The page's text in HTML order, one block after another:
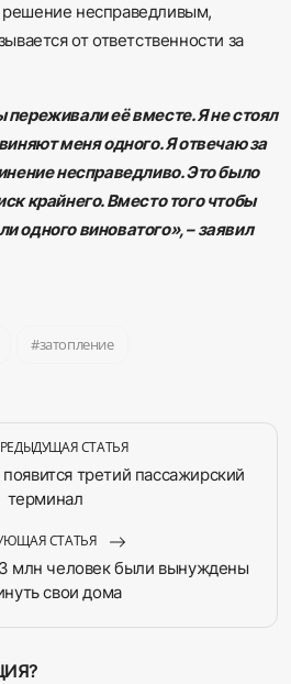
несправедливым,
от ответственности за
её вместе. Я не стоял
меня одного. Я отвечаю за
несправедливо. Это было
крайнего. Вместо того чтобы
одного виноватого», – заявил
затопление
СТАТЬЯ
третий пассажирский
терминал
СТАТЬЯ
млн человек были вынуждены
свои дома